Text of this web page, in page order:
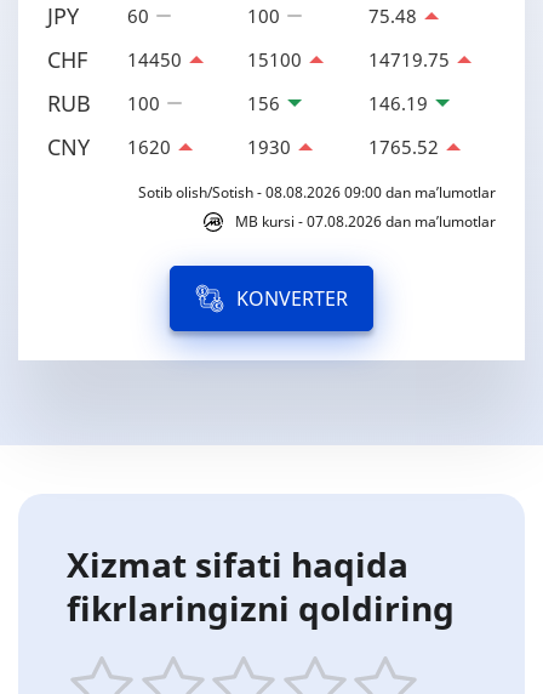
JPY 60 100 75.48
CHF 14450 15100 14719.75
RUB 100 156 146.19
CNY 1620 1930 1765.52
Sotib olish/Sotish - 08.08.2026 09:00 dan ma’lumotlar
MB kursi - 07.08.2026 dan ma’lumotlar
KONVERTER
Xizmat sifati haqida
fikrlaringizni qoldiring